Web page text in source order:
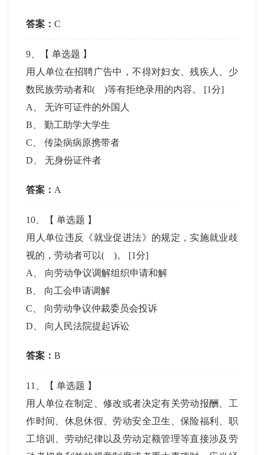
答案：C
9 、【单选题 】
用人单位在招聘广告中，不得对妇女、残疾人、少
数民族劳动者和( )等有拒绝录用的内容。 [1分]
A
、无许可证件的外国人
B 、勤工助学大学生
C 、传染病病原携带者
D 、无身份证件者
答案： A
10 、【单选题 】
用人单位违反《就业促进法》的规定，实施就业歧
视的，劳动者可以( )。 [1分]
A
向劳动争议调解组织申请和解
B
向工会申请调解
C
向劳动争议仲裁委员会投诉
D
向人民法院提起诉讼
答案：B
11 、【单选题 】
用人单位在制定、修改或者决定有关劳动报酬、工
作时间、休息休假、劳动安全卫生、保险福利、职
工培训、劳动纪律以及劳动定额管理等直接涉及劳